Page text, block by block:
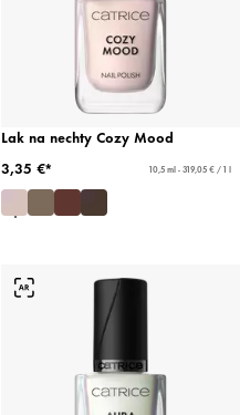
Lak na nechty Cozy Mood
3,35 €*
10,5 ml - 319,05 € / 1 l